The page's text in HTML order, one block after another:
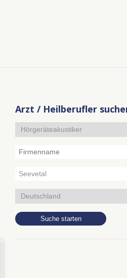
Arzt / Heilberufler